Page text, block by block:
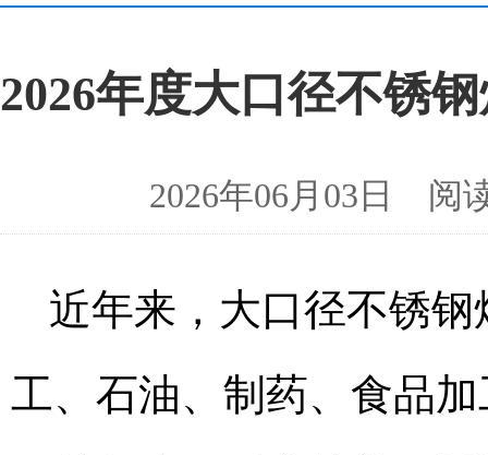
2026年度大口径不锈
2026年06月03日
近年来，大口径不锈
工、石油、制药、食品